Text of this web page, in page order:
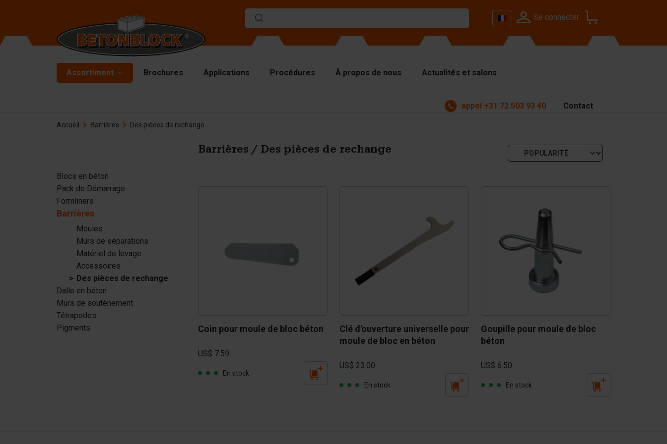
Se connecter
Assortiment
Pack de Démarrage
Barrières
Dalle en béton
Murs de soutènement
Tétrapodes
Pigments
Plaques supérieures
Brochures Applications Procédures À propos de nous Actualités et salons
appel +31 72 503 93 40 Contact
Accueil Barrières Des pièces de rechange
Blocs en béton
Pack de Démarrage
Formliners
Barrières
Moules
Murs de séparations
Matériel de levage
Accessoires
Des pièces de rechange
Dalle en béton
Murs de soutènement
Tétrapodes
Pigments
Barrières / Des pièces de rechange
Coin pour moule de bloc béton
US$ 7.59
En stock
Clé d'ouverture universelle pour
moule de bloc en béton
US$ 23.00
En stock
Goupille pour moule de bloc
béton
US$ 6.50
En stock